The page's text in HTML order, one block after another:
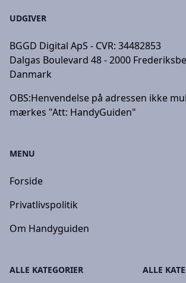
UDGIVER
BGGD Digital ApS - CVR: 34482853
Dalgas Boulevard 48 - 2000
Danmark
OBS:Henvendelse på adressen ikke
mærkes "Att: HandyGuiden"
MENU
Forside
Privatlivspolitik
Om Handyguiden
ALLE KATEGORIER ALLE